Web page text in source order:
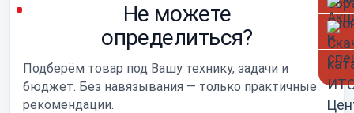
Не можете
определиться?
Подберём товар под Вашу технику, задачи и
бюджет. Без навязывания — только практичные
рекомендации.